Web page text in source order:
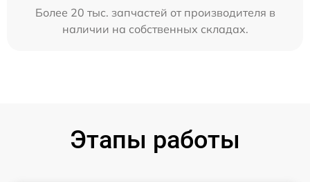
Более 20 тыс. запчастей от производителя в
наличии на собственных складах.
Этапы работы